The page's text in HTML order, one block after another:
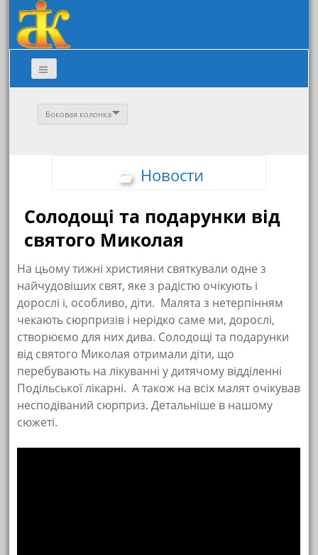
Боковая колонка
Новости
Солодощі та подарунки від
святого Миколая
На цьому тижні християни святкували одне з
найчудовіших свят, яке з радістю очікують і
дорослі і, особливо, діти. Малята з нетерпінням
чекають сюрпризів і нерідко саме ми, дорослі,
створюємо для них дива. Солодощі та подарунки
від святого Миколая отримали діти, що
перебувають на лікуванні у дитячому відділенні
Подільської лікарні. А також на всіх малят очікував
несподіваний сюрприз. Детальніше в нашому
сюжеті.